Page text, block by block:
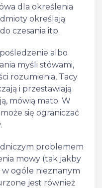
dla określenia
określają
czesania itp.
albo
myśli stówami,
rozumienia, Tacy
i przestawiają
mówią mato. W
się ograniczać
problemem
mowy (tak jakby
w ogóle nieznanym
jest również